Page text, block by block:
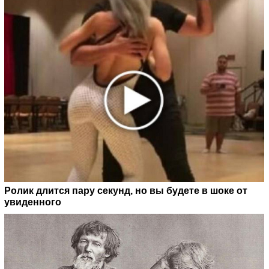
Ролик длится пару секунд, но вы будете в шоке от
увиденного